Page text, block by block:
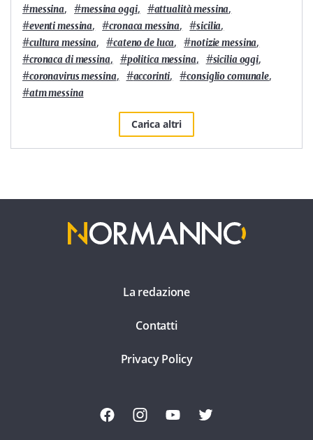
#messina, #messina oggi, #attualità messina,
#eventi messina, #cronaca messina, #sicilia,
#cultura messina, #cateno de luca, #notizie messina,
#cronaca di messina, #politica messina, #sicilia oggi,
#coronavirus messina, #accorinti, #consiglio comunale,
#atm messina
Carica altri
La redazione
Contatti
Privacy Policy